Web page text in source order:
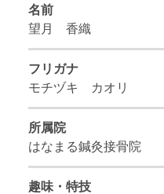
名前
望月 香織
フリガナ
モチヅキ カオリ
所属院
はなまる鍼灸接骨院
趣味・特技